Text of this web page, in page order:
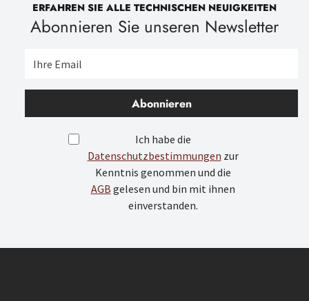
ERFAHREN SIE ALLE TECHNISCHEN NEUIGKEITEN
Abonnieren Sie unseren Newsletter
Abonnieren
Ich habe die
Datenschutzbestimmungen zur
Kenntnis genommen und die
AGB gelesen und bin mit ihnen
einverstanden.